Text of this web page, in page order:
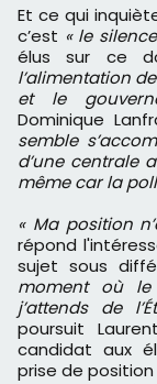
Et ce qui inquiète particulièrement les deux présidents,
c’est « le
élus sur ce
l’alimentation
et le
Dominique
semble
d’une centrale
même car la
« Ma position
répond
sujet sous
moment où
j’attends de
poursuit
candidat aux
prise de position